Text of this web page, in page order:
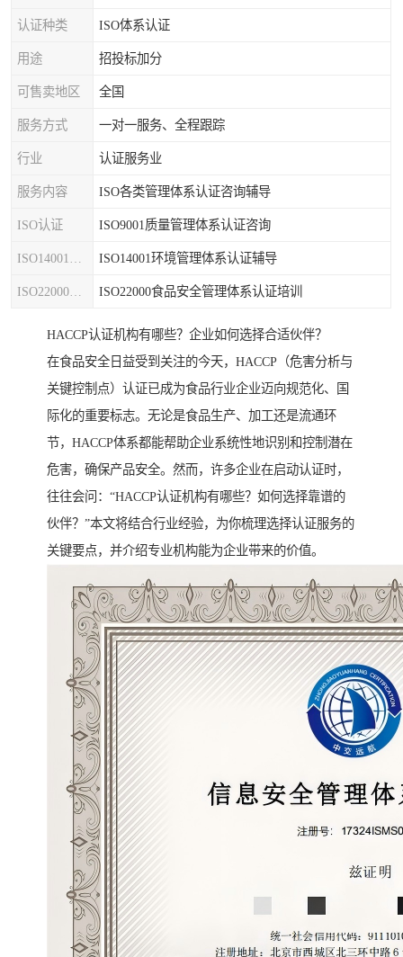
认证种类 ISO体系认证
用途 招投标加分
可售卖地区 全国
服务方式 一对一服务、全程跟踪
行业 认证服务业
服务内容 ISO各类管理体系认证咨询辅导
ISO认证 ISO9001质量管理体系认证咨询
ISO14001环境管理体系认证辅导
ISO22000食品安全管理体系认证培训
HACCP认证机构有哪些？企业如何选择合适伙伴？
在食品安全日益受到关注的今天，HACCP（危害分析与
关键控制点）认证已成为食品行业企业迈向规范化、国
际化的重要标志。无论是食品生产、加工还是流通环
节，HACCP体系都能帮助企业系统性地识别和控制潜在
危害，确保产品安全。然而，许多企业在启动认证时，
往往会问：“HACCP认证机构有哪些？如何选择靠谱的
伙伴？”本文将结合行业经验，为你梳理选择认证服务的
关键要点，并介绍专业机构能为企业带来的价值。